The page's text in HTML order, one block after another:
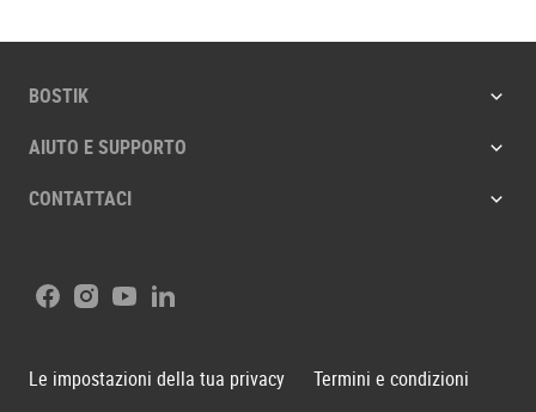
BOSTIK
AIUTO E SUPPORTO
CONTATTACI
Facebook
Instagram
YoutubeLinkedIn
Le impostazioni della tua privacy Termini e condizioni